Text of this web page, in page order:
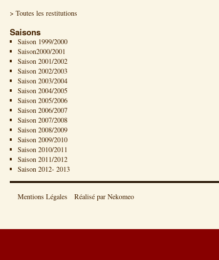
> Toutes les restitutions
Saisons
Saison 1999/2000
Saison2000/2001
Saison 2001/2002
Saison 2002/2003
Saison 2003/2004
Saison 2004/2005
Saison 2005/2006
Saison 2006/2007
Saison 2007/2008
Saison 2008/2009
Saison 2009/2010
Saison 2010/2011
Saison 2011/2012
Saison 2012- 2013
Mentions Légales Réalisé par Nekomeo